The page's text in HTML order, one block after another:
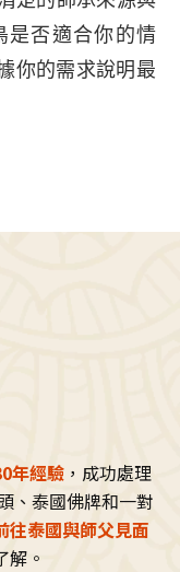
是否適合你的情
你的需求說明最
年經驗 ，成功處理
、泰國佛牌和一對
往泰國與師父見面
解。